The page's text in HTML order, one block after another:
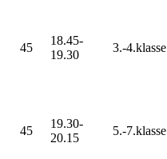
45
18.45-
19.30
3.-4.klasse
45
19.30-
20.15
5.-7.klasse